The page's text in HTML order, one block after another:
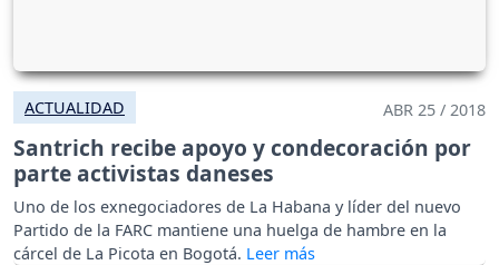
ACTUALIDAD ABR 25 / 2018
Santrich recibe apoyo y condecoración por
parte activistas daneses
Uno de los exnegociadores de La Habana y líder del nuevo
Partido de la FARC mantiene una huelga de hambre en la
cárcel de La Picota en Bogotá.